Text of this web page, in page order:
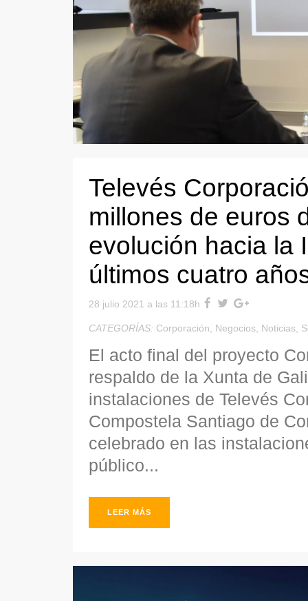
Televés
millones de euros
evolución hacia la
últimos cuatro
28 julio 2021 a las 11:18h
CATEGORÍAS: Corporación, Negocios, Noticias,
El acto final del proyecto
respaldo de la Xunta de
instalaciones de Televés
Compostela Santiago de
celebrado en las
público...
LEER MÁS